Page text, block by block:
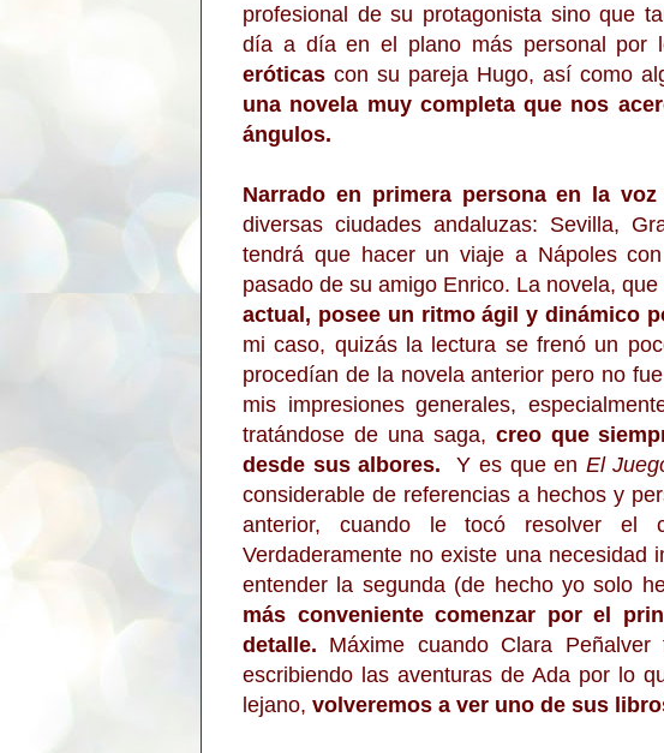
profesional de su protagonista sino que
día a día en el plano más personal por
eróticas con su pareja Hugo, así como
una novela muy completa que nos
ángulos.
Narrado en primera persona en la voz
diversas ciudades andaluzas: Sevilla,
tendrá que hacer un viaje a Nápoles
pasado de su amigo Enrico. La novela, que
actual, posee un ritmo ágil y dinámico
mi caso, quizás la lectura se frenó un
procedían de la novela anterior pero no
mis impresiones generales,
tratándose de una saga, creo que
desde sus albores.Y es que en El
considerable de referencias a hechos y
anterior, cuando le tocó resolver el
Verdaderamente no existe una necesidad
entender la segunda (de hecho yo solo
más conveniente comenzar por el
detalle. Máxime cuando Clara
escribiendo las aventuras de Ada por lo
lejano, volveremos a ver uno de sus